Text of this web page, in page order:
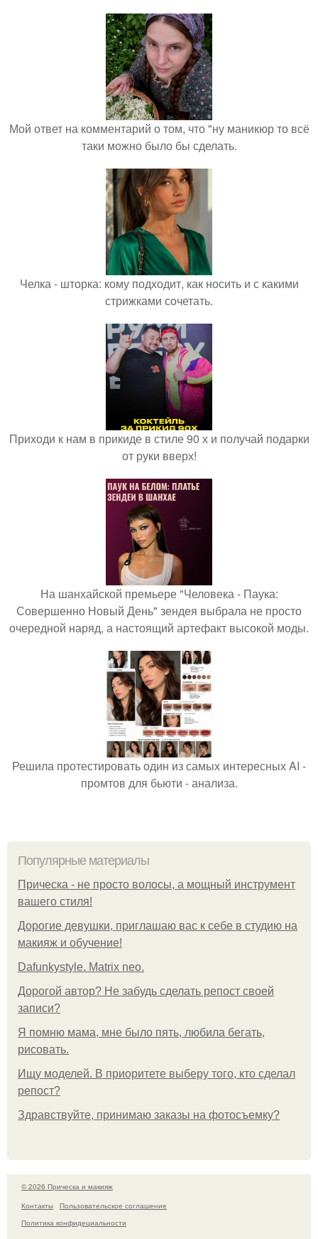
Мой ответ на комментарий о том, что "ну маникюр то всё
таки можно было бы сделать.
Челка - шторка: кому подходит, как носить и с какими
стрижками сочетать.
Приходи к нам в прикиде в стиле 90 х и получай подарки
от руки вверх!
На шанхайской премьере "Человека - Паука:
Совершенно Новый День" зендея выбрала не просто
очередной наряд, а настоящий артефакт высокой моды.
Решила протестировать один из самых интересных AI -
промтов для бьюти - анализа.
Популярные материалы
Прическа - не просто волосы, а мощный инструмент
вашего стиля!
Дорогие девушки, приглашаю вас к себе в студию на
макияж и обучение!
Dafunkystyle. Matrix neo.
Дорогой автор? Не забудь сделать репост своей
записи?
Я помню мама, мне было пять, любила бегать,
рисовать.
Ищу моделей. В приоритете выберу того, кто сделал
репост?
Здравствуйте, принимаю заказы на фотосъемку?
© 2026 Прическа и макияж
Контакты
Пользовательское соглашение
Политика конфидециальности